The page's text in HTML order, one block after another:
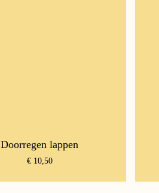
Doorregen lappen
€10,50